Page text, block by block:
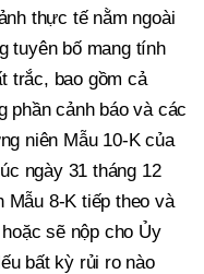
thực tế nằm ngoài
tuyên bố mang tính
trắc, bao gồm cả
phần cảnh báo và các
niên Mẫu 10-K của
ngày 31 tháng 12
Mẫu 8-K tiếp theo và
sẽ nộp cho Ủy
bất kỳ rủi ro nào